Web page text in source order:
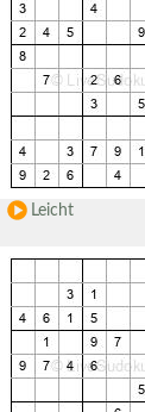
Leicht